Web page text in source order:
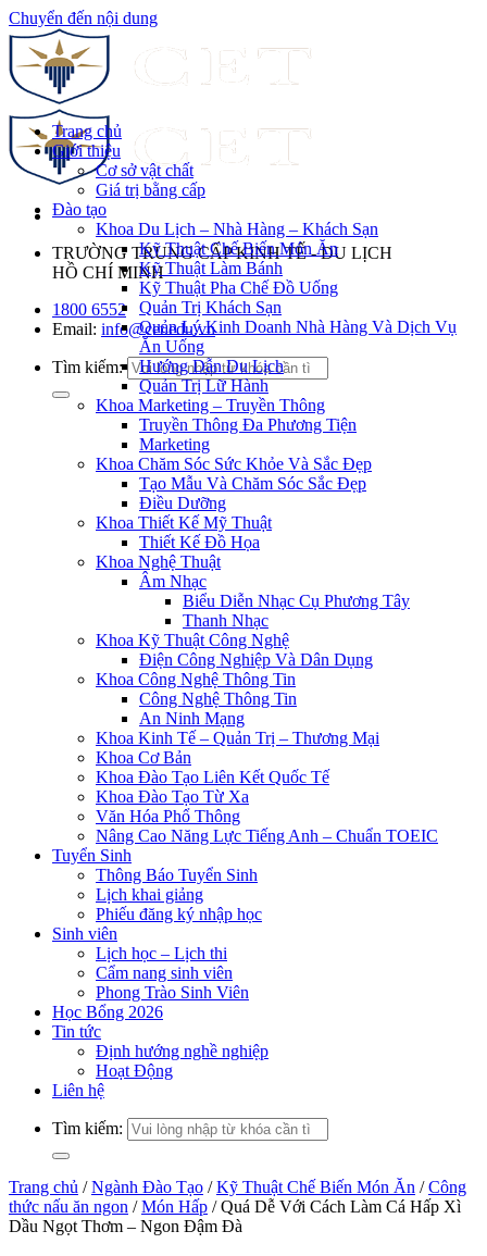
Chuyển đến nội dung
TRƯỜNG TRUNG CẤP KINH TẾ - DU LỊCH
HỒ CHÍ MINH
1800 6552
Email: info@cet.edu.vn
Tìm kiếm:
Trang chủ
Giới thiệu
Cơ sở vật chất
Giá trị bằng cấp
Đào tạo
Khoa Du Lịch – Nhà Hàng – Khách Sạn
Kỹ Thuật Chế Biến Món Ăn
Kỹ Thuật Làm Bánh
Kỹ Thuật Pha Chế Đồ Uống
Quản Trị Khách Sạn
Quản Lý Kinh Doanh Nhà Hàng Và Dịch Vụ
Ăn Uống
Hướng Dẫn Du Lịch
Quản Trị Lữ Hành
Khoa Marketing – Truyền Thông
Truyền Thông Đa Phương Tiện
Marketing
Khoa Chăm Sóc Sức Khỏe Và Sắc Đẹp
Tạo Mẫu Và Chăm Sóc Sắc Đẹp
Điều Dưỡng
Khoa Thiết Kế Mỹ Thuật
Thiết Kế Đồ Họa
Khoa Nghệ Thuật
Âm Nhạc
Biểu Diễn Nhạc Cụ Phương Tây
Thanh Nhạc
Khoa Kỹ Thuật Công Nghệ
Điện Công Nghiệp Và Dân Dụng
Khoa Công Nghệ Thông Tin
Công Nghệ Thông Tin
An Ninh Mạng
Khoa Kinh Tế – Quản Trị – Thương Mại
Khoa Cơ Bản
Khoa Đào Tạo Liên Kết Quốc Tế
Khoa Đào Tạo Từ Xa
Văn Hóa Phổ Thông
Nâng Cao Năng Lực Tiếng Anh – Chuẩn TOEIC
Tuyển Sinh
Thông Báo Tuyển Sinh
Lịch khai giảng
Phiếu đăng ký nhập học
Sinh viên
Lịch học – Lịch thi
Cẩm nang sinh viên
Phong Trào Sinh Viên
Học Bổng 2026
Tin tức
Định hướng nghề nghiệp
Hoạt Động
Liên hệ
Tìm kiếm:
Trang chủ / Ngành Đào Tạo / Kỹ Thuật Chế Biến Món Ăn / Công
thức nấu ăn ngon / Món Hấp / Quá Dễ Với Cách Làm Cá Hấp Xì
Dầu Ngọt Thơm – Ngon Đậm Đà